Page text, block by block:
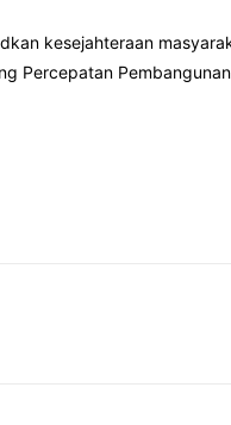
kesejahteraan
Percepatan